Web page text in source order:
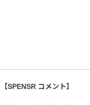
【SPENSR コメント】